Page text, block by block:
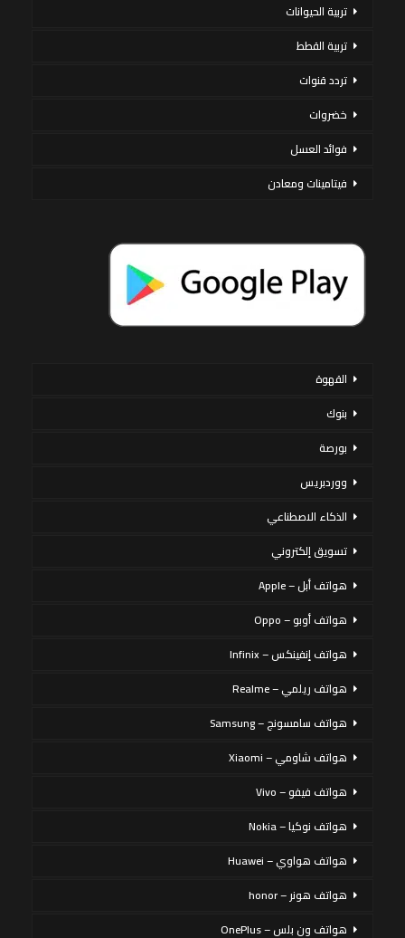
تربية الحيوانات
تربية القطط
تردد قنوات
خضروات
فوائد العسل
فيتامينات ومعادن
القهوة
بنوك
بورصة
ووردبريس
الذكاء الاصطناعي
تسويق إلكتروني
هواتف أبل – Apple
هواتف أوبو – Oppo
هواتف إنفينكس – Infinix
هواتف ريلمي – Realme
هواتف سامسونج – Samsung
هواتف شاومي – Xiaomi
هواتف فيفو – Vivo
هواتف نوكيا – Nokia
هواتف هواوي – Huawei
هواتف هونر – honor
هواتف ون بلس – OnePlus